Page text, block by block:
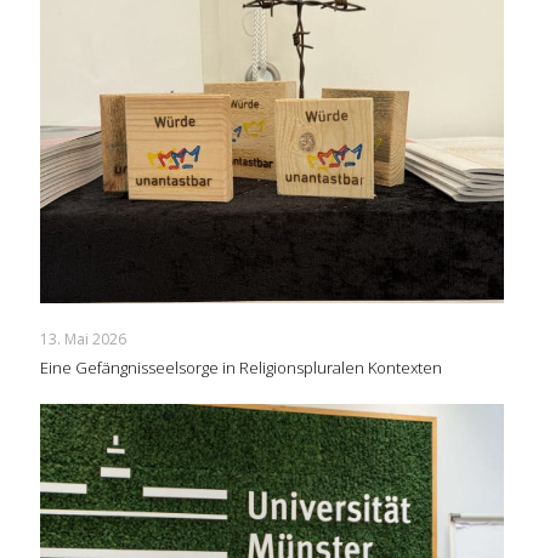
13. Mai 2026
Eine Gefängnisseelsorge in Religionspluralen Kontexten